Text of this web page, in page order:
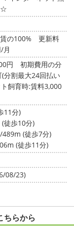
☆
の100% 更新料
月
円
初期費用の分
分割最大24回払い
飼育時:賃料3,000
11分)
徒歩10分)
489m (徒歩7分)
(徒歩11分)
08/23)
ちらから